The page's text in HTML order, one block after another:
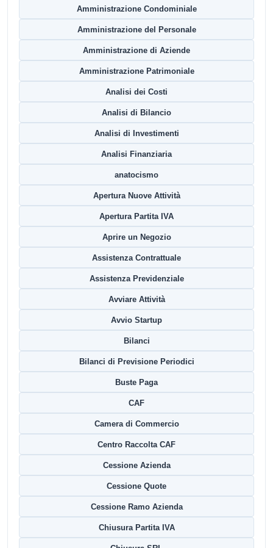
Amministrazione Condominiale
Amministrazione del Personale
Amministrazione di Aziende
Amministrazione Patrimoniale
Analisi dei Costi
Analisi di Bilancio
Analisi di Investimenti
Analisi Finanziaria
anatocismo
Apertura Nuove Attività
Apertura Partita IVA
Aprire un Negozio
Assistenza Contrattuale
Assistenza Previdenziale
Avviare Attività
Avvio Startup
Bilanci
Bilanci di Previsione Periodici
Buste Paga
CAF
Camera di Commercio
Centro Raccolta CAF
Cessione Azienda
Cessione Quote
Cessione Ramo Azienda
Chiusura Partita IVA